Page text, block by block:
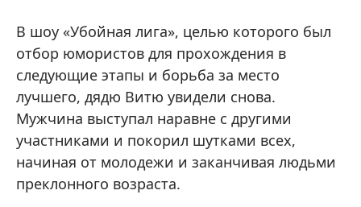
В шоу «Убойная лига», целью которого был
отбор юмористов для прохождения в
следующие этапы и борьба за место
лучшего, дядю Витю увидели снова.
Мужчина выступал наравне с другими
участниками и покорил шутками всех,
начиная от молодежи и заканчивая людьми
преклонного возраста.